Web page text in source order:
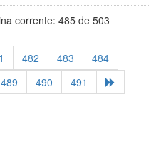
corrente: 485 de 503
482 483
484
489 490 491